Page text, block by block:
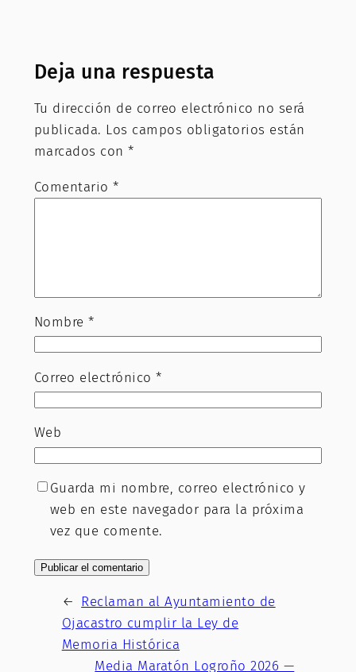
Deja una respuesta
Tu dirección de correo electrónico no será
publicada. Los campos obligatorios están
marcados con*
Comentario*
Nombre*
Correo electrónico*
Web
Guarda mi nombre, correo electrónico y
web en este navegador para la próxima
vez que comente.
← Reclaman al Ayuntamiento de
Ojacastro cumplir la Ley de
Memoria Histórica
Media Maratón Logroño 2026 —